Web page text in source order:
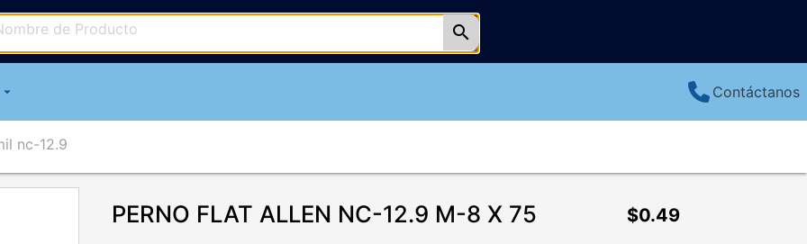
search
arrow_drop_down Contáctanos
nc-12.9
PERNO FLAT ALLEN NC-12.9 M-8 X 75 $0.49